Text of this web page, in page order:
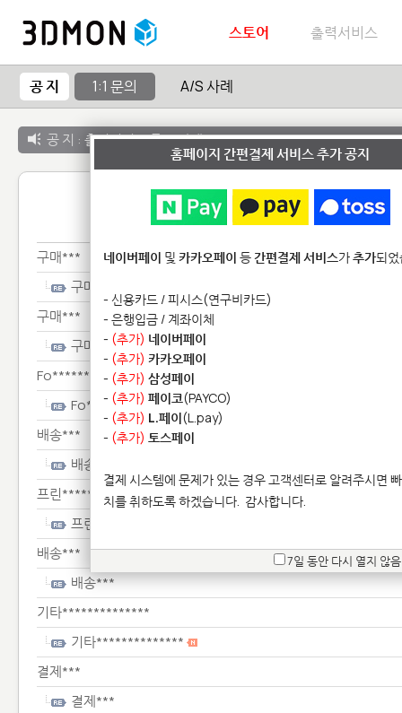
스토어 출력서비스
공 지 1:1 문의 A/S 사례
공 지 : 출력서비스 종료 안내
1:1 문
구매***
구매***
구매***
구매***
Fo********************
Fo********************
배송***
배송***
프린****************
프린****************
배송***
배송***
기타**************
기타**************
결제***
결제***
홈페이지 간편결제 서비스 추가 공지
네이버페이 및 카카오페이 등간편결제 서비스가추가되
- 신용카드 / 피시스(연구비카드)
- 은행입금 / 계좌이체
- (추가) 네이버페이
- (추가) 카카오페이
- (추가) 삼성페이
- (추가) 페이코(PAYCO)
- (추가) L.페이(L.pay)
- (추가) 토스페이
결제 시스템에 문제가 있는 경우 고객센터로 알려주시면
치를 취하도록 하겠습니다. 감사합니다.
7일 동안 다시 열지 않음